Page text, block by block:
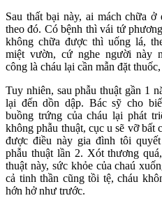
Sau thất bại này, ai mách chữa ở
theo đó. Có bệnh thì vái tứ
không chữa được thì uống lá,
miệt vườn, cứ nghe người này
công là cháu lại cần mẫn đặt
Tuy nhiên, sau phẫu thuật gần 1
lại đến dồn dập. Bác sỹ cho
buồng trứng của cháu lại phát
không phẫu thuật, cục u sẽ vỡ bất
được điều này gia đình tôi
phẫu thuật lần 2. Xót thương
thuật này, sức khỏe của chaú
cả tinh thần cũng tồi tệ, cháu
hớn hở như trước.